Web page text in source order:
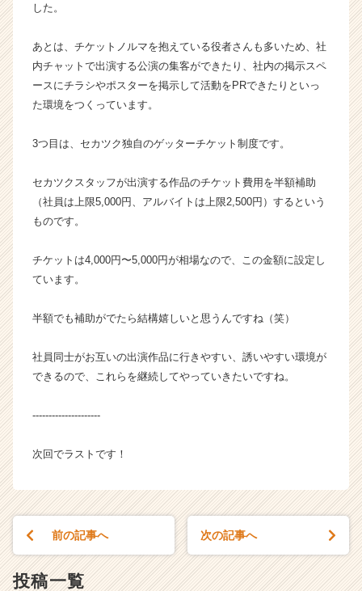
e
e
r）
した。
あとは、チケットノルマを抱えている役者さんも多いため、社
内チャットで出演する公演の集客ができたり、社内の掲示スペ
ースにチラシやポスターを掲示して活動をPRできたりといっ
た環境をつくっています。
3つ目は、セカツク独自のゲッターチケット制度です。
セカツクスタッフが出演する作品のチケット費用を半額補助
（社員は上限5,000円、アルバイトは上限2,500円）するという
ものです。
チケットは4,000円〜5,000円が相場なので、この金額に設定し
ています。
半額でも補助がでたら結構嬉しいと思うんですね（笑）
社員同士がお互いの出演作品に行きやすい、誘いやすい環境が
できるので、これらを継続してやっていきたいですね。
---------------------
次回でラストです！
前の記事へ 次の記事へ
投稿一覧